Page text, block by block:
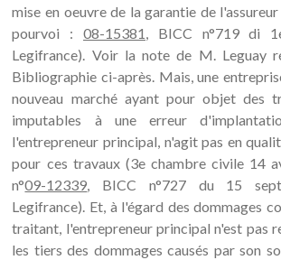
mise en oeuvre de la garantie de
pourvoi :08-15381, BICC n°719 di
Legifrance). Voir la note de M. Leguay
Bibliographie ci-après. Mais, une
nouveau marché ayant pour objet des
imputables à une erreur
l'entrepreneur principal, n'agit pas en
pour ces travaux (3e chambre civile 14
n°09-12339, BICC n°727 du 15
Legifrance). Et, à l'égard des dommages
traitant, l'entrepreneur principal n'est pas
les tiers des dommages causés par son